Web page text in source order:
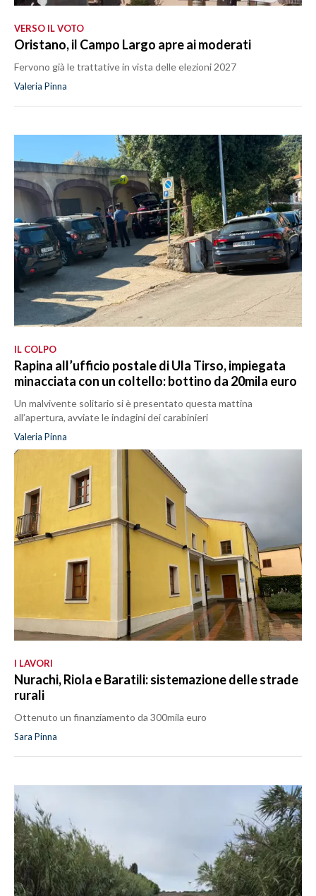
VERSO IL VOTO
Oristano, il Campo Largo apre ai moderati
Fervono già le trattative in vista delle elezioni 2027
Valeria Pinna
IL COLPO
Rapina all’ufficio postale di Ula Tirso, impiegata
minacciata con un coltello: bottino da 20mila euro
Un malvivente solitario si è presentato questa mattina
all’apertura, avviate le indagini dei carabinieri
Valeria Pinna
I LAVORI
Nurachi, Riola e Baratili: sistemazione delle strade
rurali
Ottenuto un finanziamento da 300mila euro
Sara Pinna